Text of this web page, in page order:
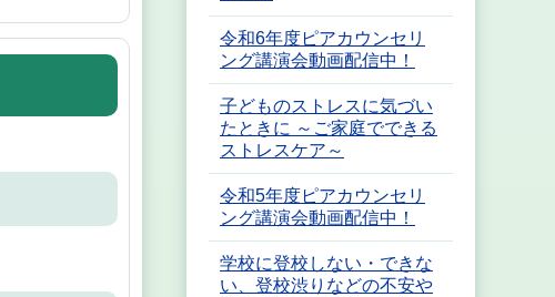
令和6年度ピアカウンセリ
ング講演会動画配信中！
子どものストレスに気づい
たときに ～ご家庭でできる
ストレスケア～
令和5年度ピアカウンセリ
ング講演会動画配信中！
学校に登校しない・できな
い、登校渋りなどの不安や